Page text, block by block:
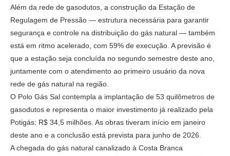
Além da rede de gasodutos, a construção da Estação de
Regulagem de Pressão — estrutura necessária para garantir
segurança e controle na distribuição do gás natural — também
está em ritmo acelerado, com 59% de execução. A previsão é
que a estação seja concluída no segundo semestre deste ano,
juntamente com o atendimento ao primeiro usuário da nova
rede de gás natural na região.
O Polo Gás Sal contempla a implantação de 53 quilômetros de
gasodutos e representa o maior investimento já realizado pela
Potigás: R$ 34,5 milhões. As obras tiveram início em janeiro
deste ano e a conclusão está prevista para junho de 2026.
A chegada do gás natural canalizado à Costa Branca